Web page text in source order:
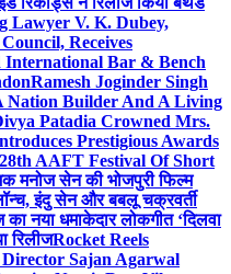
Lawyer V. K. Dubey,
Receives
International Bar & Bench
Ramesh Joginder Singh
Nation Builder And A Living
Patadia Crowned Mrs.
Prestigious Awards
AAFT Festival Of Short
मनोज सेन की भोजपुरी फिल्म
इंदु सेन और बबलू चक्रवर्ती
का नया धमाकेदार लोकगीत ‘दिलवा
रिलीजRocket Reels
Sajan Agarwal